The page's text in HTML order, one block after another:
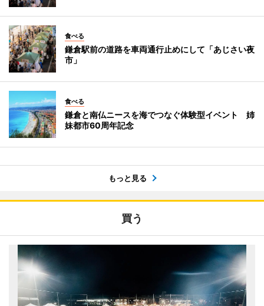
食べる
鎌倉駅前の道路を車両通行止めにして「あじさい夜
市」
食べる
鎌倉と南仏ニースを海でつなぐ体験型イベント 姉
妹都市60周年記念
もっと見る
買う